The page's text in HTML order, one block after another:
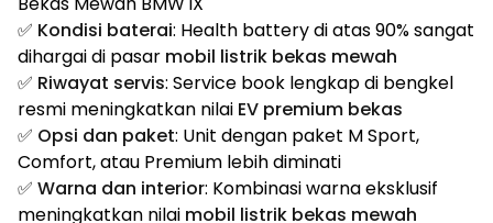
✅ Kondisi baterai: Health battery di atas 90% sangat
dihargai di pasar mobil listrik bekas mewah
✅ Riwayat servis: Service book lengkap di bengkel
resmi meningkatkan nilai EV premium bekas
✅ Opsi dan paket: Unit dengan paket M Sport,
Comfort, atau Premium lebih diminati
✅ Warna dan interior: Kombinasi warna eksklusif
meningkatkan nilai mobil listrik bekas mewah